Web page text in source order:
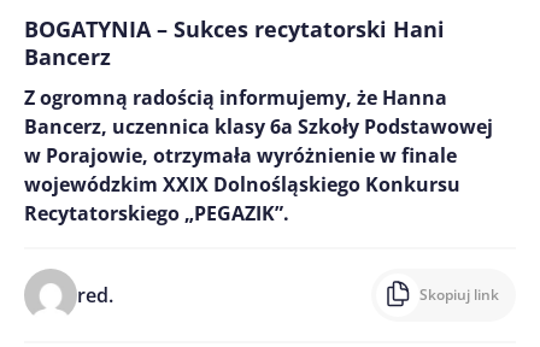
BOGATYNIA – Sukces recytatorski Hani
Bancerz
Z ogromną radością informujemy, że Hanna
Bancerz, uczennica klasy 6a Szkoły Podstawowej
w Porajowie, otrzymała wyróżnienie w finale
wojewódzkim XXIX Dolnośląskiego Konkursu
Recytatorskiego „PEGAZIK”.
red. Skopiuj link